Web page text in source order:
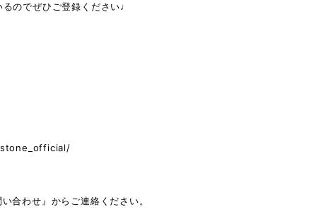
のでぜひご登録ください♩
合わせ』からご連絡ください。